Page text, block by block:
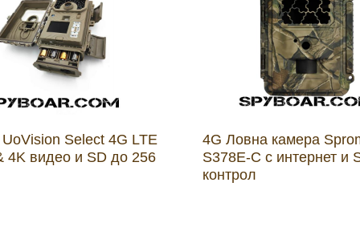
Select 4G LTE
4K видео и SD до 256
4G Ловна камера
S378Е-C с интернет и
контрол